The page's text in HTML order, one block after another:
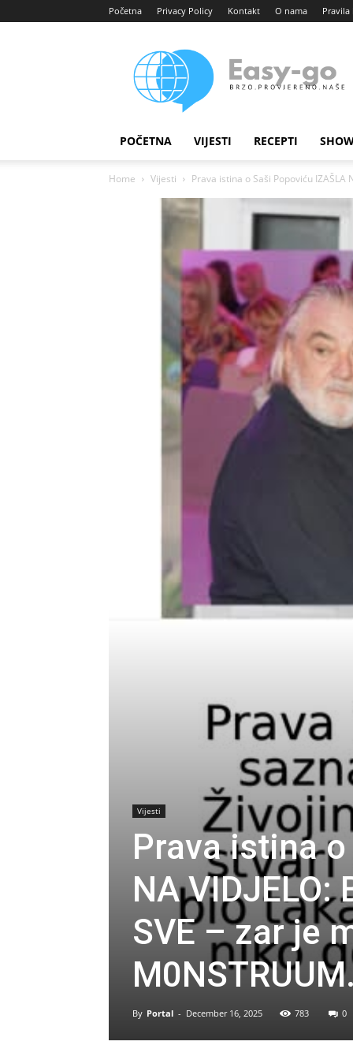
Početna Privacy Policy Kontakt O nama
portal
POČETNA VIJESTI RECEPTI
Home Vijesti Prava istina o Saši Popoviću IZAŠLA
Vijesti
Prava istina
NA
SVE – zar je
By Portal - December 16, 2025 783 0